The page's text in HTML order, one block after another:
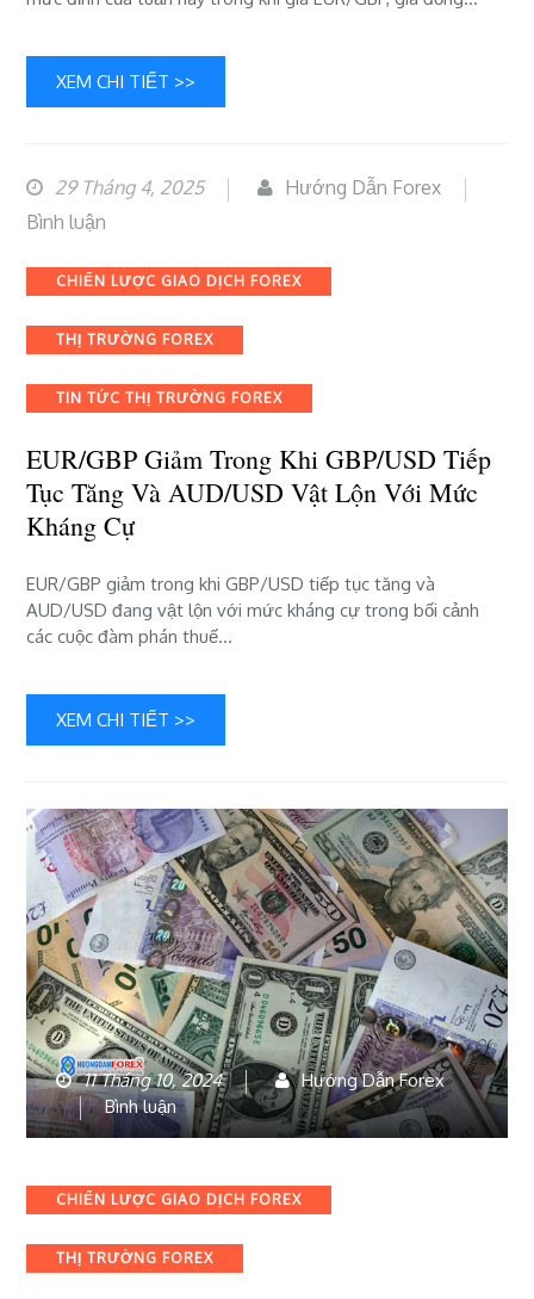
tục
ngang
XEM CHI TIẾT >>
29 Tháng 4, 2025
Hướng Dẫn Forex
Bình luận
EUR/GBP
giảm
trong
khi
tiếp
tục
tăng
AUD/USD
vật
với
mức
Categories
CHIẾN LƯỢC GIAO DỊCH FOREX
THỊ TRƯỜNG FOREX
TIN TỨC THỊ TRƯỜNG FOREX
EUR/GBP Giảm Trong Khi GBP/USD Tiếp
Tục Tăng Và AUD/USD Vật Lộn Với Mức
Kháng Cự
EUR/GBP giảm trong khi GBP/USD tiếp tục tăng và
AUD/USD đang vật lộn với mức kháng cự trong bối cảnh
các cuộc đàm phán thuế…
XEM CHI TIẾT >>
11 Tháng 10, 2024
Hướng Dẫn Forex
Bình luậnbài
viết
GBP/USD
vẫn
áp
Categories
CHIẾN LƯỢC GIAO DỊCH FOREX
THỊ TRƯỜNG FOREX